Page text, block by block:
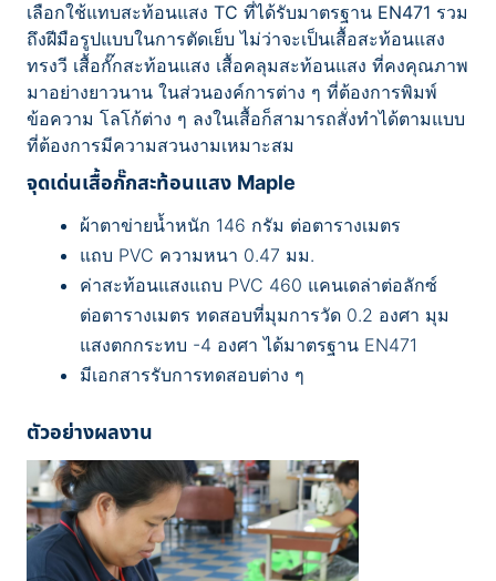
เลือกใช้แทบสะท้อนแสง TC ที่ได้รับมาตรฐาน EN471 รวม
ถึงฝีมือรูปแบบในการตัดเย็บ ไม่ว่าจะเป็นเสื้อสะท้อนแสง
ทรงวี เสื้อกั๊กสะท้อนแสง เสื้อคลุมสะท้อนแสง ที่คงคุณภาพ
มาอย่างยาวนาน ในส่วนองค์การต่าง ๆ ที่ต้องการพิมพ์
ข้อความ โลโก้ต่าง ๆ ลงในเสื้อก็สามารถสั่งทำได้ตามแบบ
ที่ต้องการมีความสวนงามเหมาะสม
จุดเด่นเสื้อกั๊กสะท้อนแสง Maple
ผ้าตาข่ายน้ำหนัก 146 กรัม ต่อตารางเมตร
แถบ PVC ความหนา 0.47 มม.
ค่าสะท้อนแสงแถบ PVC 460 แคนเดล่าต่อลักซ์
ต่อตารางเมตร ทดสอบที่มุมการวัด 0.2 องศา มุม
แสงตกกระทบ -4 องศา ได้มาตรฐาน EN471
มีเอกสารรับการทดสอบต่าง ๆ
ตัวอย่างผลงาน